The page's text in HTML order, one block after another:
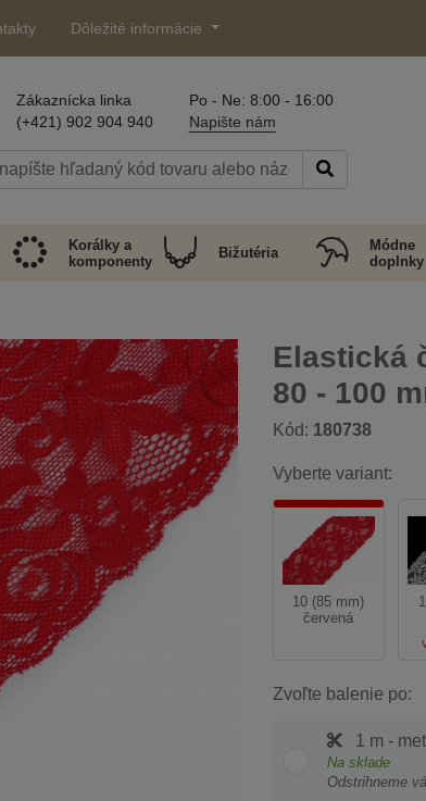
Dôležité informácie
Zákaznícka linka
(+421) 902 904 940
Po - Ne: 8:00 - 16:00
Napište nám
Korálky a
komponenty
Bižutéria
Módne
doplnky
Elastická
80 - 100
Kód: 180738
Vyberte variant:
10 (85 mm)
červená
Zvoľte balenie po:
1 m -
Na sklade
Odstrihneme